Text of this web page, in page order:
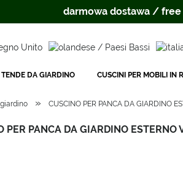
TENDE DA GIARDINO CUSCINI PER MOBILI IN
» CUSCINO PER PANCA DA GIARDINO
PER PANCA DA GIARDINO ESTERNO
darmowa dostawa /